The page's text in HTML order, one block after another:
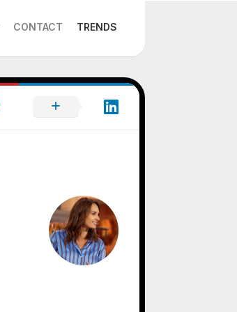
CONTACT TRENDS